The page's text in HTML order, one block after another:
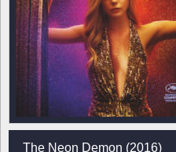
The Neon Demon (2016)